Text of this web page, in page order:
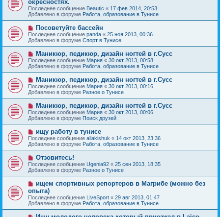
н
и
е
о
о
б
щ
е
н
и
е
в
о
е
с
о
б
щ
е
н
и
е
окресностях.
Последнее сообщение Beautic « 17 фев 2014, 20:53
Добавлено в форуме Работа, образование в Тунисе
Н
о
в
о
е
с
о
о
б
щ
е
н
и
е
Посоветуйте бассейн
Последнее сообщение panda « 25 ноя 2013, 00:36
Добавлено в форуме Спорт в Тунисе
Н
о
в
о
е
с
о
о
б
щ
е
н
и
Маникюр, педикюр, дизайн ногтей в г.Сусс
Последнее сообщение Мария « 30 окт 2013, 00:58
Добавлено в форуме Работа, образование в Тунисе
Н
о
в
о
е
с
о
о
б
щ
е
н
и
е
Маникюр, педикюр, дизайн ногтей в г.Сусс
Последнее сообщение Мария « 30 окт 2013, 00:16
Добавлено в форуме Разное о Тунисе
Н
о
в
о
с
о
о
б
щ
е
н
и
Маникюр, педикюр, дизайн ногтей в г.Сусс
Последнее сообщение Мария « 30 окт 2013, 00:06
Добавлено в форуме Поиск друзей
Н
о
в
о
с
о
о
б
щ
е
н
и
е
ищу работу в тунисе
Последнее сообщение allakishuk « 14 окт 2013, 23:36
Добавлено в форуме Работа, образование в Тунисе
Н
о
в
о
с
о
о
б
щ
е
Отзовитесь!
Последнее сообщение Ugenia92 « 25 сен 2013, 18:35
Добавлено в форуме Разное о Тунисе
Н
в
о
е
с
ищем спортивных репортеров в Магрибе (можно без
опыта)
Последнее сообщение LiveSport « 29 авг 2013, 01:47
Добавлено в форуме Работа, образование в Тунисе
Н